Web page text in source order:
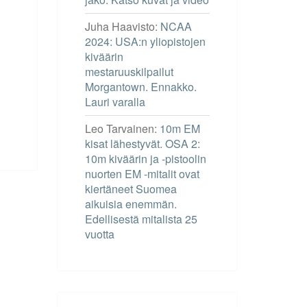
Juha Haavisto: NCAA
2024: USA:n yliopistojen
kiväärin
mestaruuskilpailut
Morgantown. Ennakko.
Lauri varalla
Leo Tarvainen: 10m EM
kisat lähestyvät. OSA 2:
10m kiväärin ja -pistoolin
nuorten EM -mitalit ovat
kiertäneet Suomea
aikuisia enemmän.
Edellisestä mitalista 25
vuotta